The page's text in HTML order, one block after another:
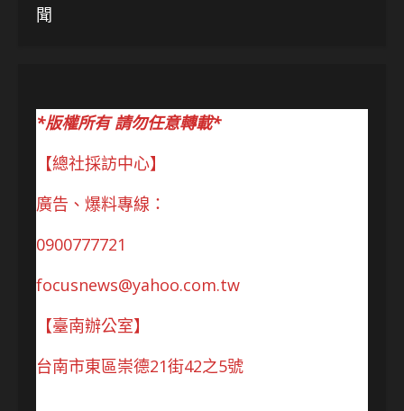
聞
*版權所有 請勿任意轉載*
【總社採訪中心】
廣告、爆料專線：
0900777721
focusnews@yahoo.com.tw
【臺南辦公室】
台南市東區崇德21街42之5號